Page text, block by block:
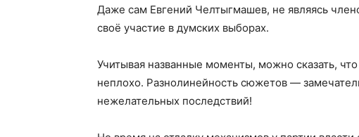
Даже сам Евгений Челтыгмашев, не являясь
своё участие в думских выборах.
Учитывая названные моменты, можно сказать,
неплохо. Разнолинейность сюжетов —
нежелательных последствий!